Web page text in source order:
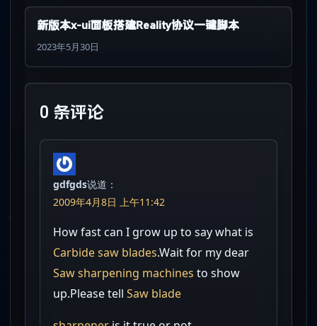
新版本x-ui面板搭建Reality协议一键脚本
2023年5月30日
0 条评论
gdfgds说道：
2009年4月8日 上午11:42
How fast can I grow up to say what is
Carbide saw blades.Wait for my dear
Saw sharpening machines to show
up.Please tell Saw blade